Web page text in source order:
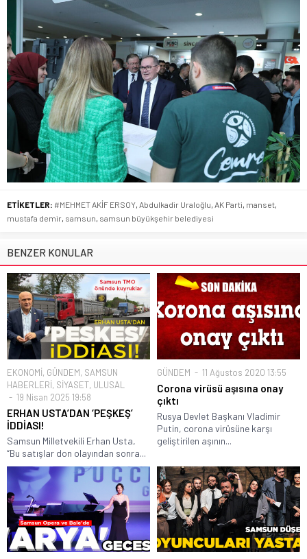
ETİKETLER: #MEHMET AKİF ERSOY, Abdulkadir Uraloğlu, AK Parti, manset,
mustafa demir, samsun, samsun büyükşehir belediyesi
BENZER KONULAR
EKONOMİ, GÜNDEM, SAMSUN
HABERLERİ, SİYASET, ULUSAL
19 Nisan 2025 19:58
ERHAN USTA’DAN ‘PEŞKEŞ’
İDDİASI!
Samsun Milletvekili Erhan Usta,
“Bu satışlar don olayından sonra...
GÜNDEM 11 Ağustos 2020 13:55
Corona virüsü aşısına onay
çıktı
Rusya Devlet Başkanı Vladimir
Putin, corona virüsüne karşı
geliştirilen aşının...